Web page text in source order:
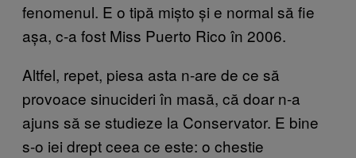
fenomenul. E o tipă mișto și e normal să fie
așa, c-a fost Miss Puerto Rico în 2006.
Altfel, repet, piesa asta n-are de ce să
provoace sinucideri în masă, că doar n-a
ajuns să se studieze la Conservator. E bine
s-o iei drept ceea ce este: o chestie